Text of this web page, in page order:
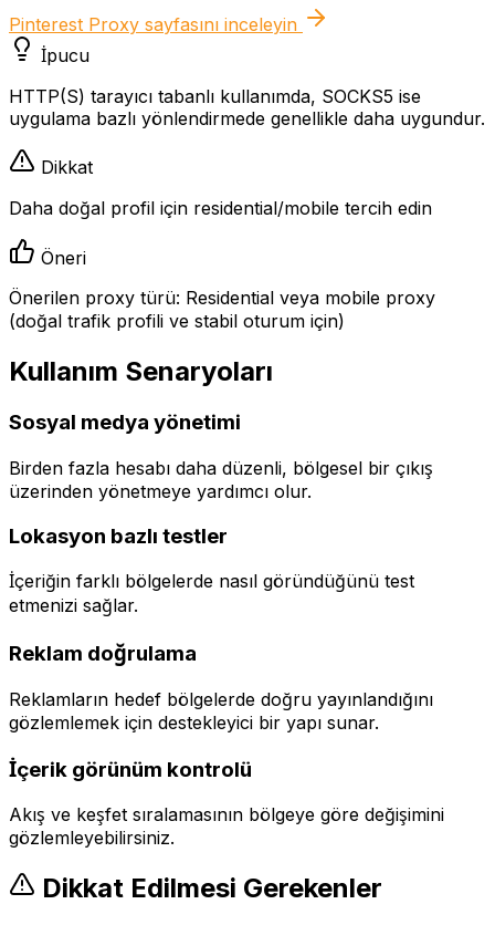
Pinterest Proxy sayfasını inceleyin
İpucu
HTTP(S) tarayıcı tabanlı kullanımda, SOCKS5 ise
uygulama bazlı yönlendirmede genellikle daha uygundur.
Dikkat
Daha doğal profil için residential/mobile tercih edin
Öneri
Önerilen proxy türü: Residential veya mobile proxy
(doğal trafik profili ve stabil oturum için)
Kullanım Senaryoları
Sosyal medya yönetimi
Birden fazla hesabı daha düzenli, bölgesel bir çıkış
üzerinden yönetmeye yardımcı olur.
Lokasyon bazlı testler
İçeriğin farklı bölgelerde nasıl göründüğünü test
etmenizi sağlar.
Reklam doğrulama
Reklamların hedef bölgelerde doğru yayınlandığını
gözlemlemek için destekleyici bir yapı sunar.
İçerik görünüm kontrolü
Akış ve keşfet sıralamasının bölgeye göre değişimini
gözlemleyebilirsiniz.
Dikkat Edilmesi Gerekenler